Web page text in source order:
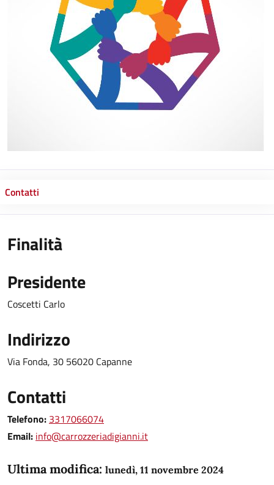
Contatti
Finalità
Presidente
Coscetti Carlo
Indirizzo
Via Fonda, 30 56020 Capanne
Contatti
Telefono: 3317066074
Email: info@carrozzeriadigianni.it
Ultima modifica: lunedì, 11 novembre 2024